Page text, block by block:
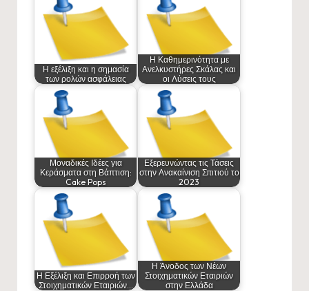
Η εξέλιξη και η σημασία
των ρολών ασφάλειας
Η Καθημερινότητα με
Ανελκυστήρες Σκάλας και
οι Λύσεις τους
Μοναδικές Ιδέες για
Κεράσματα στη Βάπτιση:
Cake Pops
Εξερευνώντας τις Τάσεις
στην Ανακαίνιση Σπιτιού το
2023
Η Εξέλιξη και Επιρροή των
Στοιχηματικών Εταιριών…
Η Άνοδος των Νέων
Στοιχηματικών Εταιριών
στην Ελλάδα